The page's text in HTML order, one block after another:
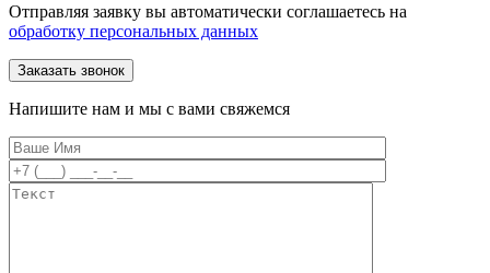
Отправляя заявку вы автоматически соглашаетесь на
обработку персональных данных
Напишите нам и мы с вами свяжемся